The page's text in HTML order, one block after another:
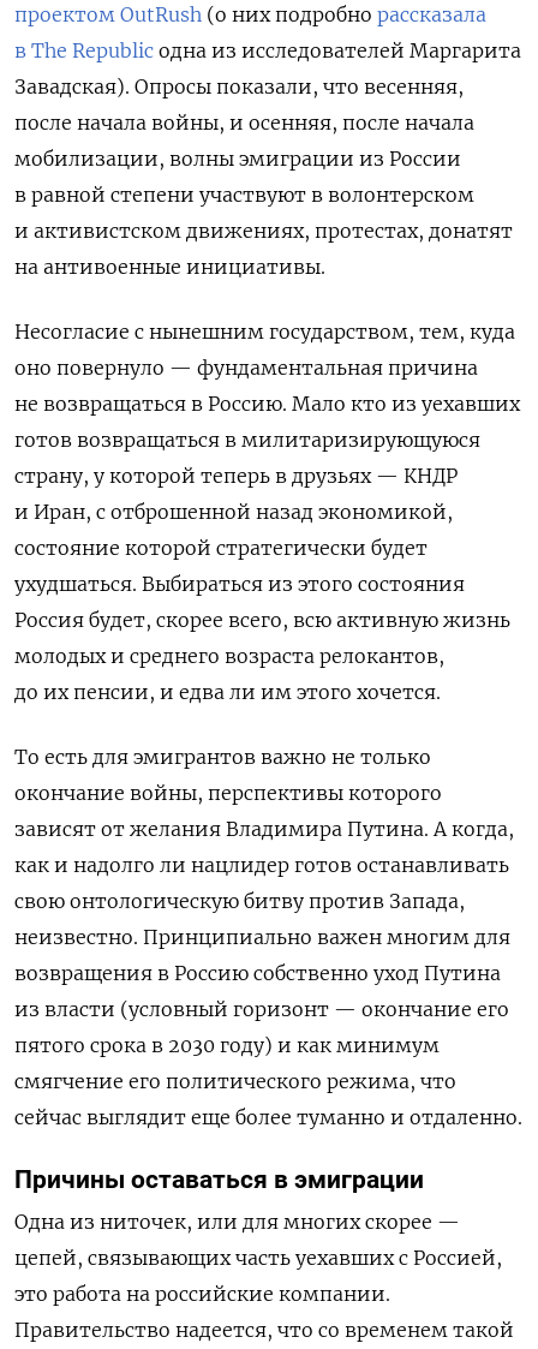
проектом OutRush (о них подробно рассказала
в The Republic одна из исследователей Маргарита
Завадская). Опросы показали, что весенняя,
после начала войны, и осенняя, после начала
мобилизации, волны эмиграции из России
в равной степени участвуют в волонтерском
и активистском движениях, протестах, донатят
на антивоенные инициативы.
Несогласие с нынешним государством, тем, куда
оно повернуло — фундаментальная причина
не возвращаться в Россию. Мало кто из уехавших
готов возвращаться в милитаризирующуюся
страну, у которой теперь в друзьях — КНДР
и Иран, с отброшенной назад экономикой,
состояние которой стратегически будет
ухудшаться. Выбираться из этого состояния
Россия будет, скорее всего, всю активную жизнь
молодых и среднего возраста релокантов,
до их пенсии, и едва ли им этого хочется.
То есть для эмигрантов важно не только
окончание войны, перспективы которого
зависят от желания Владимира Путина. А когда,
как и надолго ли нацлидер готов останавливать
свою онтологическую битву против Запада,
неизвестно. Принципиально важен многим для
возвращения в Россию собственно уход Путина
из власти (условный горизонт — окончание его
пятого срока в 2030 году) и как минимум
смягчение его политического режима, что
сейчас выглядит еще более туманно и отдаленно.
Причины оставаться в эмиграции
Одна из ниточек, или для многих скорее —
цепей, связывающих часть уехавших с Россией,
это работа на российские компании.
Правительство надеется, что со временем такой